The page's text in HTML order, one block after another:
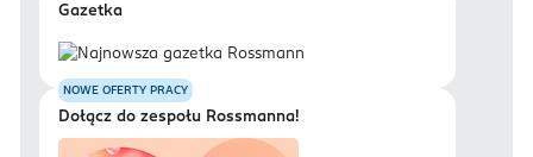
Gazetka
NOWE OFERTY PRACY
Dołącz do zespołu Rossmanna!